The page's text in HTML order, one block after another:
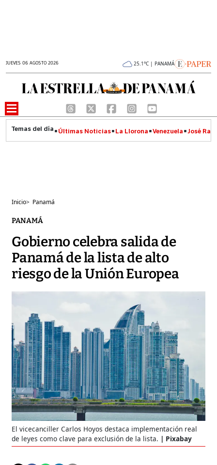
JUEVES 06 AGOSTO 2026 25.1°C | PANAMÁ
Últimas Noticias La Llorona Venezuela José
Inicio> Panamá
PANAMÁ
Gobierno celebra salida de
Panamá de la lista de alto
riesgo de la Unión Europea
El vicecanciller Carlos Hoyos destaca implementación real
de leyes como clave para exclusión de la lista.
Pixabay